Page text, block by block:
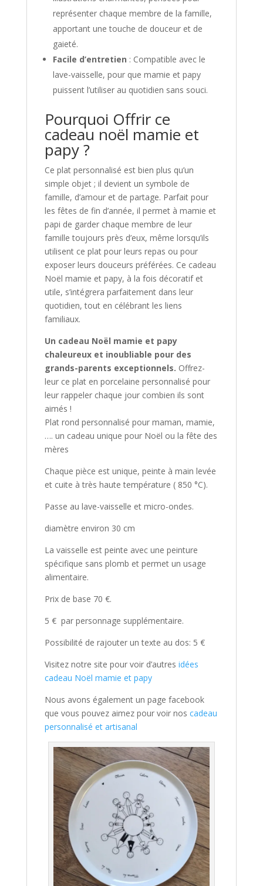
représenter chaque membre de la famille,
apportant une touche de douceur et de
gaieté.
Facile d’entretien : Compatible avec le
lave-vaisselle, pour que mamie et papy
puissent l’utiliser au quotidien sans souci.
Pourquoi Offrir ce
cadeau noël mamie et
papy ?
Ce plat personnalisé est bien plus qu’un
simple objet ; il devient un symbole de
famille, d’amour et de partage. Parfait pour
les fêtes de fin d’année, il permet à mamie et
papi de garder chaque membre de leur
famille toujours près d’eux, même lorsqu’ils
utilisent ce plat pour leurs repas ou pour
exposer leurs douceurs préférées. Ce cadeau
Noël mamie et papy, à la fois décoratif et
utile, s’intégrera parfaitement dans leur
quotidien, tout en célébrant les liens
familiaux.
Un cadeau Noël mamie et papy
chaleureux et inoubliable pour des
grands-parents exceptionnels. Offrez-
leur ce plat en porcelaine personnalisé pour
leur rappeler chaque jour combien ils sont
aimés !
Plat rond personnalisé pour maman, mamie,
…. un cadeau unique pour Noël ou la fête des
mères
Chaque pièce est unique, peinte à main levée
et cuite à très haute température ( 850 °C).
Passe au lave-vaisselle et micro-ondes.
diamètre environ 30 cm
La vaisselle est peinte avec une peinture
spécifique sans plomb et permet un usage
alimentaire.
Prix de base 70 €.
5 € par personnage supplémentaire.
Possibilité de rajouter un texte au dos: 5 €
Visitez notre site pour voir d’autres idées
cadeau Noël mamie et papy
Nous avons également un page facebook
que vous pouvez aimez pour voir nos cadeau
personnalisé et artisanal